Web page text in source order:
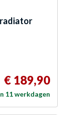
radiator
€ 189,90
11 werkdagen